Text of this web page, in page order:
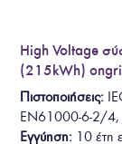
High Voltage
(215kWh)
Πιστοποιήσεις:
EN61000-6-2/
Εγγύηση: 10 έτη